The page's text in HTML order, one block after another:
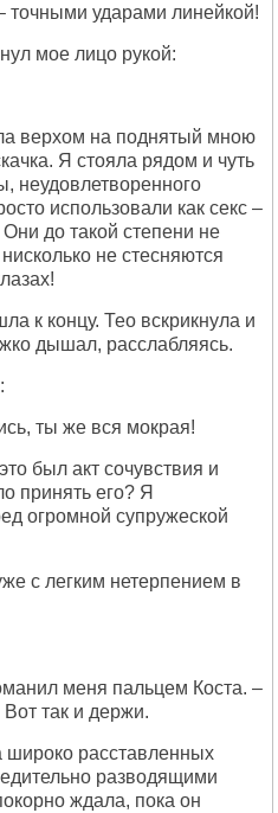
ударами линейкой!
мое лицо рукой:
верхом на поднятый мною
Я стояла рядом и чуть
неудовлетворенного
использовали как секс –
до такой степени не
не стесняются
к концу. Тео вскрикнула и
дышал, расслабляясь.
ты же вся мокрая!
был акт сочувствия и
принять его? Я
огромной супружеской
с легким нетерпением в
меня пальцем Коста. –
так и держи.
широко расставленных
разводящими
ждала, пока он